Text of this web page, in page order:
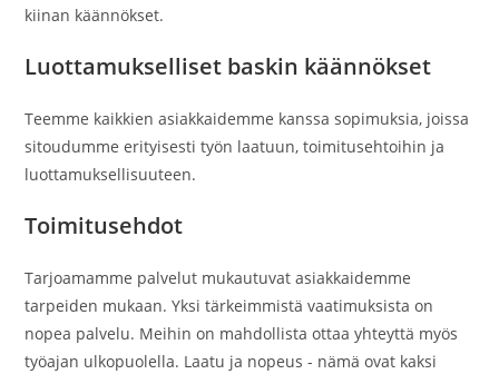
kiinan käännökset.
Luottamukselliset baskin käännökset
Teemme kaikkien asiakkaidemme kanssa sopimuksia, joissa
sitoudumme erityisesti työn laatuun, toimitusehtoihin ja
luottamuksellisuuteen.
Toimitusehdot
Tarjoamamme palvelut mukautuvat asiakkaidemme
tarpeiden mukaan. Yksi tärkeimmistä vaatimuksista on
nopea palvelu. Meihin on mahdollista ottaa yhteyttä myös
työajan ulkopuolella. Laatu ja nopeus - nämä ovat kaksi